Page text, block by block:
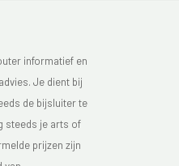
informatief en
Je dient bij
de bijsluiter te
steeds je arts of
prijzen zijn